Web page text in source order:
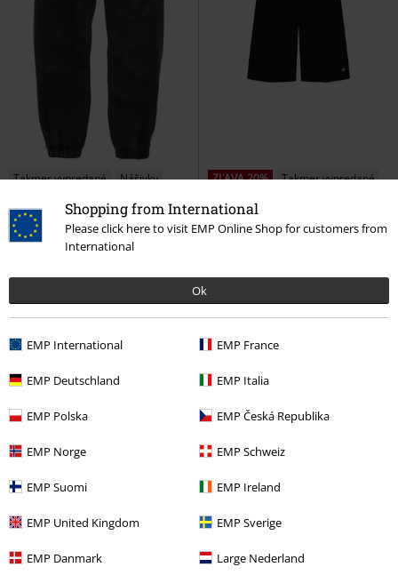
Shopping from International
Please click here to visit EMP Online Shop for customers from
International
Ok
EMP International EMP France
EMP Deutschland EMP Italia
EMP Polska EMP Česká Republika
EMP Norge EMP Schweiz
EMP Suomi EMP Ireland
EMP United Kingdom EMP Sverige
EMP Danmark Large Nederland
Takmer vypredané Nášivky
€ 69,99
Joggingové nohavice Mapleton
ZĽAVA 20%
Takmer vypredané
€ 80,99
€ 64,79
Pracovné šortky UNIONVILLE